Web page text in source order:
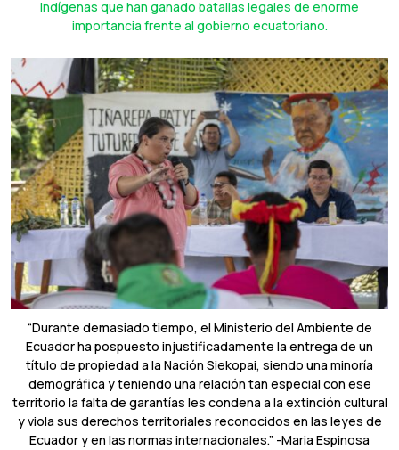
indígenas que han ganado batallas legales de enorme
importancia frente al gobierno ecuatoriano.
“Durante demasiado tiempo, el Ministerio del Ambiente de
Ecuador ha pospuesto injustificadamente la entrega de un
título de propiedad a la Nación Siekopai, siendo una minoría
demográfica y teniendo una relación tan especial con ese
territorio la falta de garantías les condena a la extinción cultural
y viola sus derechos territoriales reconocidos en las leyes de
Ecuador y en las normas internacionales.” -Maria Espinosa